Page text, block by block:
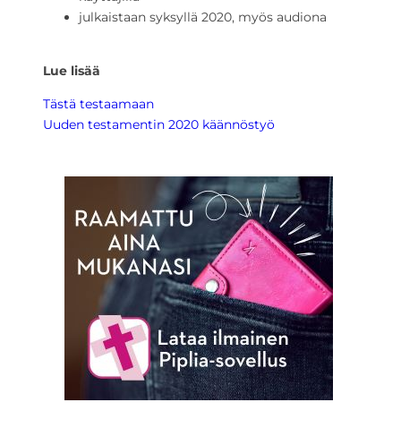
julkaistaan syksyllä 2020, myös audiona
Lue lisää
Tästä testaamaan
Uuden testamentin 2020 käännöstyö